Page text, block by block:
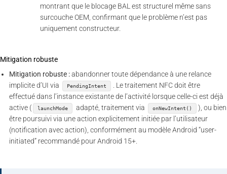
montrant que le blocage BAL est structurel même sans
surcouche OEM, confirmant que le problème n’est pas
uniquement constructeur.
Mitigation robuste
Mitigation robuste :abandonner toute dépendance à une relance
implicite d’UI via
PendingIntent
. Le traitement NFC doit être
effectué dans l’instance existante de l’activité lorsque celle-ci est déjà
active (
launchMode adapté, traitement via onNewIntent()
), ou bien
être poursuivi via une action explicitement initiée par l’utilisateur
(notification avec action), conformément au modèle Android “user-
initiated” recommandé pour Android 15+.